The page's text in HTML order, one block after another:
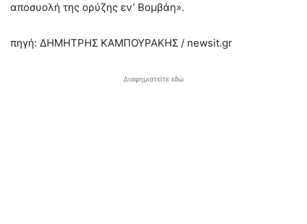
αποσυολή της ορύζης εν’ Βομβάη».
πηγή: ΔΗΜΗΤΡΗΣ ΚΑΜΠΟΥΡΑΚΗΣ / newsit.gr
Διαφημιστείτε εδώ